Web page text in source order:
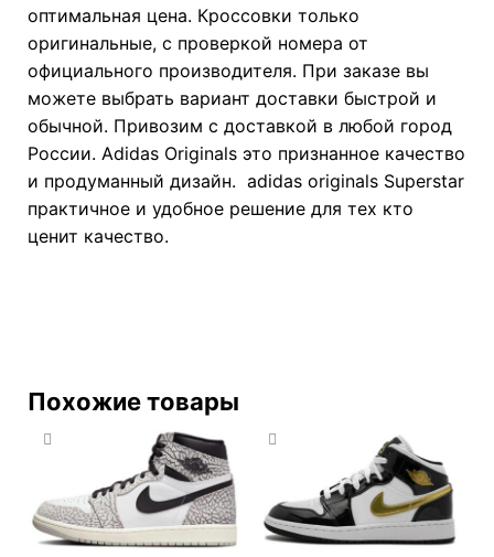
оптимальная цена. Кроссовки только
оригинальные, с проверкой номера от
официального производителя. При заказе вы
можете выбрать вариант доставки быстрой и
обычной. Привозим с доставкой в любой город
России. Adidas Originals это признанное качество
и продуманный дизайн. adidas originals Superstar
практичное и удобное решение для тех кто
ценит качество.
Похожие товары